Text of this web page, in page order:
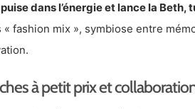
dans l’énergie et lance la
« fashion mix », symbiose entre
à petit prix et